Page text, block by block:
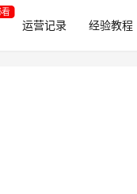
看
运营记录 经验教程